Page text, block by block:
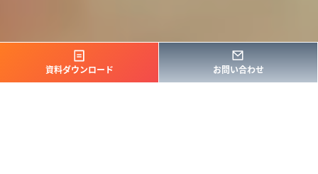
資料ダウンロード お問い合わせ